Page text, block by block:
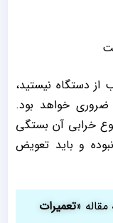
از دستگاه نیستید،
تعمیر دستگاه کپی کونیکا مینولتا c452 ضروری خواهد بود.
خرابی آن بستگی
و باید تعویض
«تعمیرات